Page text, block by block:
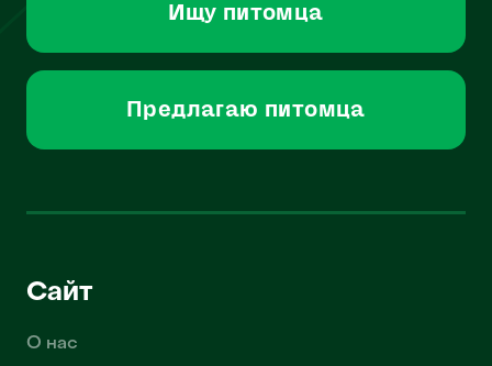
Ищу питомца
Предлагаю питомца
Сайт
О нас